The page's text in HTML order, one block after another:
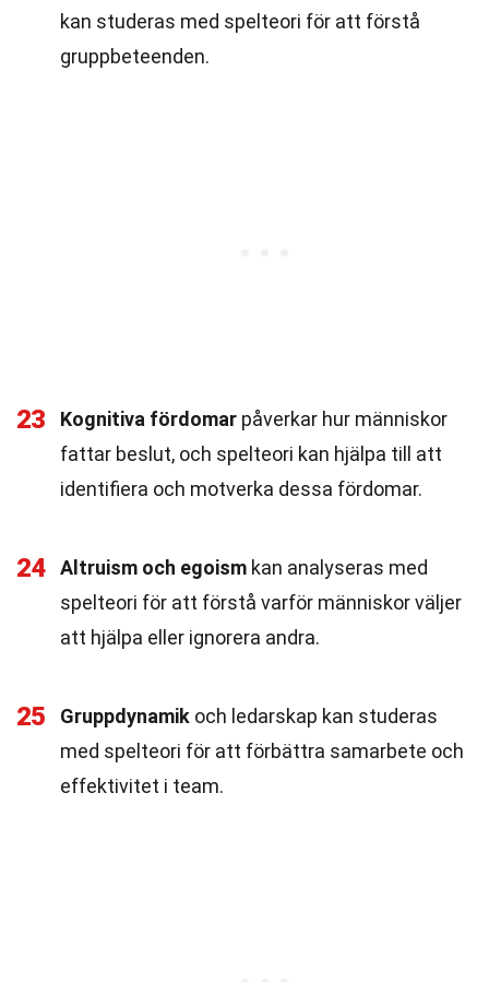
kan studeras med spelteori för att förstå
gruppbeteenden.
23 Kognitiva fördomar påverkar hur människor
fattar beslut, och spelteori kan hjälpa till att
identifiera och motverka dessa fördomar.
24 Altruism och egoism kan analyseras med
spelteori för att förstå varför människor väljer
att hjälpa eller ignorera andra.
25 Gruppdynamik och ledarskap kan studeras
med spelteori för att förbättra samarbete och
effektivitet i team.